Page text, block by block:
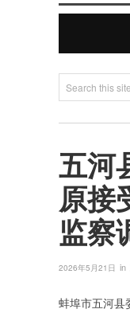
五河
原接
监察
2026年5月21日 in
蚌埠市五河县